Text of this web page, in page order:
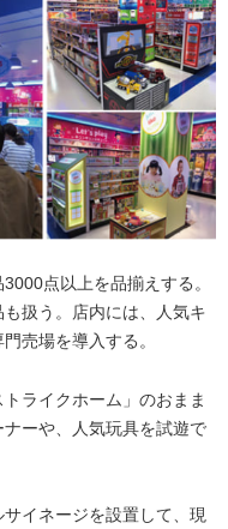
点以上を品揃えする。
扱う。店内には、人気キ
売場を導入する。
ライクホーム」のおまま
ーや、人気玩具を試遊で
イネージを設置して、現